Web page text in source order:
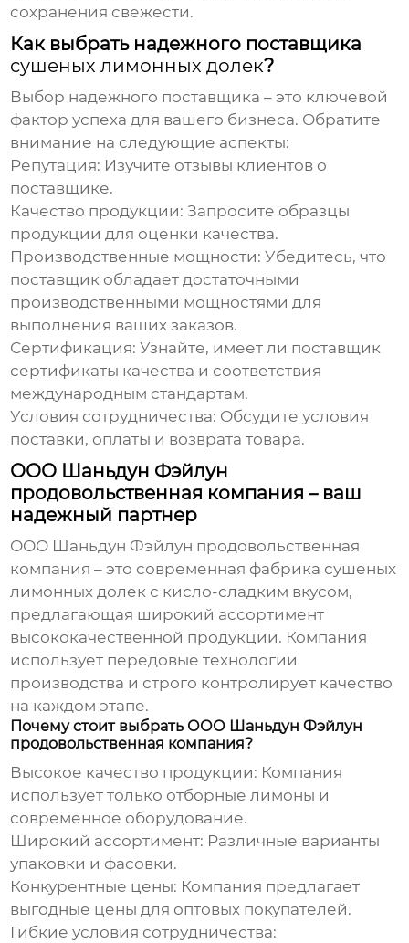
сохранения свежести.
Как выбрать надежного поставщика
сушеных лимонных долек?
Выбор надежного поставщика – это ключевой
фактор успеха для вашего бизнеса. Обратите
внимание на следующие аспекты:
Репутация: Изучите отзывы клиентов о
поставщике.
Качество продукции: Запросите образцы
продукции для оценки качества.
Производственные мощности: Убедитесь, что
поставщик обладает достаточными
производственными мощностями для
выполнения ваших заказов.
Сертификация: Узнайте, имеет ли поставщик
сертификаты качества и соответствия
международным стандартам.
Условия сотрудничества: Обсудите условия
поставки, оплаты и возврата товара.
ООО Шаньдун Фэйлун
продовольственная компания – ваш
надежный партнер
ООО Шаньдун Фэйлун продовольственная
компания – это современная фабрика сушеных
лимонных долек с кисло-сладким вкусом,
предлагающая широкий ассортимент
высококачественной продукции. Компания
использует передовые технологии
производства и строго контролирует качество
на каждом этапе.
Почему стоит выбрать ООО Шаньдун Фэйлун
продовольственная компания?
Высокое качество продукции: Компания
использует только отборные лимоны и
современное оборудование.
Широкий ассортимент: Различные варианты
упаковки и фасовки.
Конкурентные цены: Компания предлагает
выгодные цены для оптовых покупателей.
Гибкие условия сотрудничества: